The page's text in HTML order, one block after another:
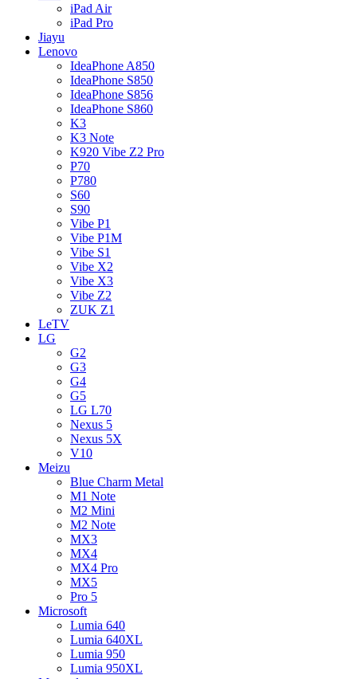
iPad Air
iPad Pro
Jiayu
Lenovo
IdeaPhone A850
IdeaPhone S850
IdeaPhone S856
IdeaPhone S860
K3
K3 Note
K920 Vibe Z2 Pro
P70
P780
S60
S90
Vibe P1
Vibe P1M
Vibe S1
Vibe X2
Vibe X3
Vibe Z2
ZUK Z1
LeTV
LG
G2
G3
G4
G5
LG L70
Nexus 5
Nexus 5X
V10
Meizu
Blue Charm Metal
M1 Note
M2 Mini
M2 Note
MX3
MX4
MX4 Pro
MX5
Pro 5
Microsoft
Lumia 640
Lumia 640XL
Lumia 950
Lumia 950XL